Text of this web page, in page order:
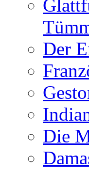
Der
Die